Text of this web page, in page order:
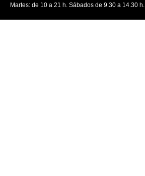
Martes: de 10 a 21 h. Sábados de 9.30 a 14.30 h.